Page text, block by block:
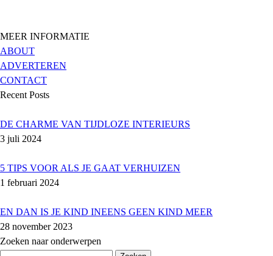
MEER INFORMATIE
ABOUT
ADVERTEREN
CONTACT
Recent Posts
DE CHARME VAN TIJDLOZE INTERIEURS
3 juli 2024
5 TIPS VOOR ALS JE GAAT VERHUIZEN
1 februari 2024
EN DAN IS JE KIND INEENS GEEN KIND MEER
28 november 2023
Zoeken naar onderwerpen